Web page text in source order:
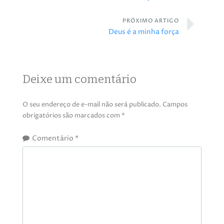
PRÓXIMO ARTIGO
Deus é a minha força
Deixe um comentário
O seu endereço de e-mail não será publicado. Campos
obrigatórios são marcados com *
Comentário *